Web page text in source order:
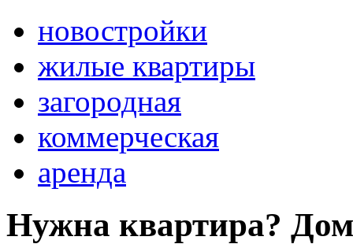
новостройки
жилые квартиры
загородная
коммерческая
аренда
Нужна квартира?